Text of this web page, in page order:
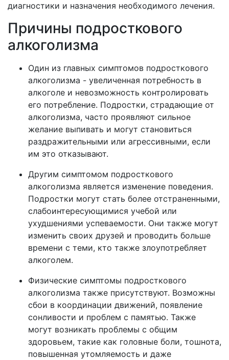
диагностики и назначения необходимого лечения.
Причины подросткового
алкоголизма
Один из главных симптомов подросткового
алкоголизма - увеличенная потребность в
алкоголе и невозможность контролировать
его потребление. Подростки, страдающие от
алкоголизма, часто проявляют сильное
желание выпивать и могут становиться
раздражительными или агрессивными, если
им это отказывают.
Другим симптомом подросткового
алкоголизма является изменение поведения.
Подростки могут стать более отстраненными,
слабоинтересующимися учебой или
ухудшениями успеваемости. Они также могут
изменить своих друзей и проводить больше
времени с теми, кто также злоупотребляет
алкоголем.
Физические симптомы подросткового
алкоголизма также присутствуют. Возможны
сбои в координации движений, появление
сонливости и проблем с памятью. Также
могут возникать проблемы с общим
здоровьем, такие как головные боли, тошнота,
повышенная утомляемость и даже